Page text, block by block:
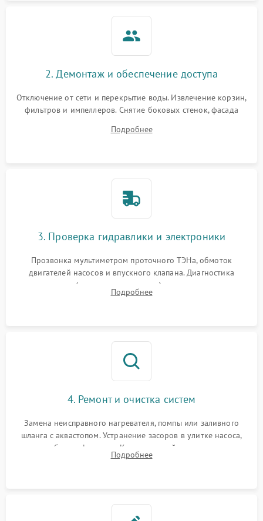
2. Демонтаж и обеспечение доступа
Отключение от сети и перекрытие воды. Извлечение корзин,
фильтров и импеллеров. Снятие боковых стенок, фасада
циркуляционному насосу, ТЭНу и сливной помпе.
Подробнее
3. Проверка гидравлики и электроники
Прозвонка мультиметром проточного ТЭНа, обмоток
двигателей насосов и впускного клапана. Диагностика
прессостата (датчика уровня воды), датчика мутности,
концевика дверцы и электронного модуля управления.
Подробнее
4. Ремонт и очистка систем
Замена неисправного нагревателя, помпы или заливного
шланга с аквастопом. Устранение засоров в улитке насоса,
патрубках и фильтрах. Компонентный ремонт платы
управления, восстановление поврежденной проводки.
Подробнее